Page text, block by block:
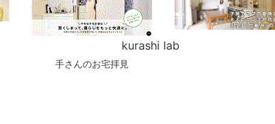
Story kurashi lab
手さんのお宅拝見